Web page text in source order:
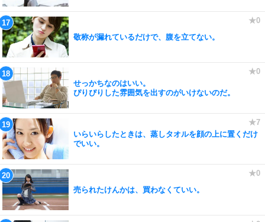
敬称が漏れているだけで、腹を立てない。
せっかちなのはいい。
ぴりぴりした雰囲気を出すのがいけないのだ。
いらいらしたときは、蒸しタオルを顔の上に置くだけ
でいい。
売られたけんかは、買わなくていい。